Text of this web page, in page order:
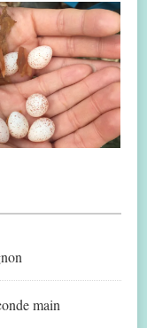
main